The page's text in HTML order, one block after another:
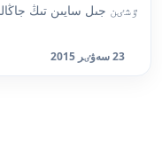
ٷشٸن جىل سايىن تىڭ
23 سەۋٸر 2015